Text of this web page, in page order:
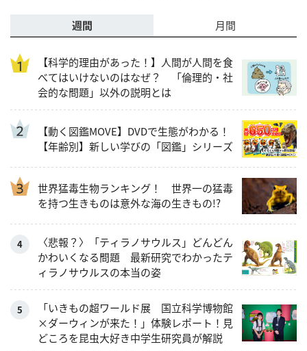
週間 月間
【科学的理由があった！】人間が人間を食
べてはいけないのはなぜ？ 「倫理的・社
会的な問題」以外の説明とは
【動く図鑑MOVE】DVDで生態がわかる！
【年齢別】新しい学びの「図鑑」シリーズ
世界猛毒生物ランキング！ 世界一の猛毒
を持つ生きものは意外な海の生きもの!?
〈悲報？〉「ティラノサウルス」どんどん
かわいくなる問題 最新研究でわかったテ
ィラノサウルスの本当の姿
「いきもの超ワールド展 国立科学博物館
×ダーウィンが来た！」体験レポート！見
どころを昆虫大好き中学生研究員が解説